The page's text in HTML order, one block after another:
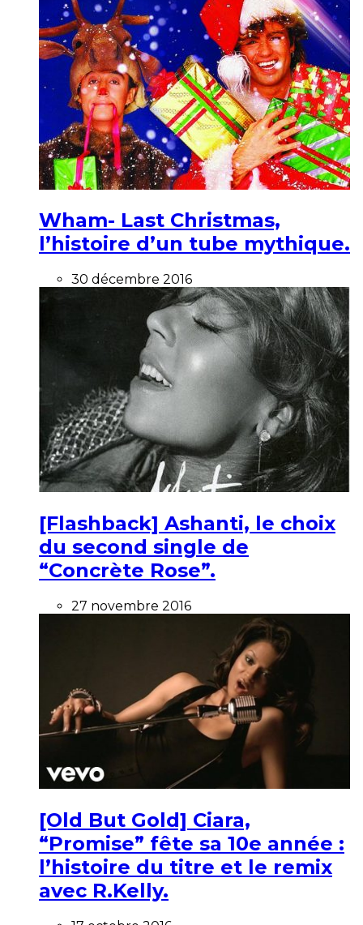
Wham- Last Christmas,
l’histoire d’un tube mythique.
30 décembre 2016
[Flashback] Ashanti, le choix
du second single de
“Concrète Rose”.
27 novembre 2016
[Old But Gold] Ciara,
“Promise” fête sa 10e année :
l’histoire du titre et le remix
avec R.Kelly.